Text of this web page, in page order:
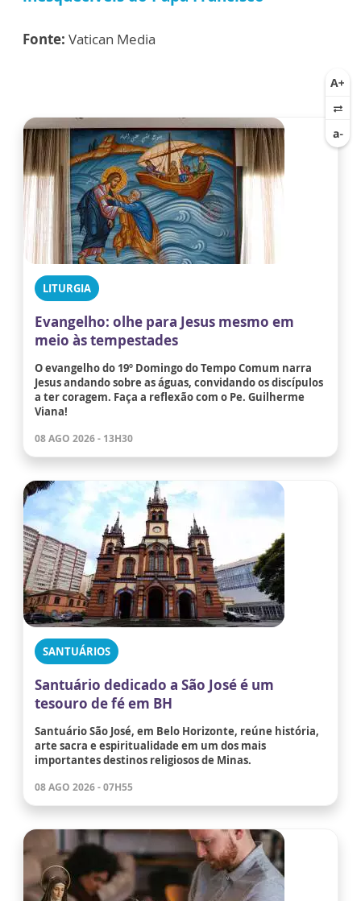
Fonte: Vatican Media
LITURGIA
Evangelho: olhe para Jesus mesmo em
meio às tempestades
O evangelho do 19º Domingo do Tempo Comum narra
Jesus andando sobre as águas, convidando os discípulos
a ter coragem. Faça a reflexão com o Pe. Guilherme
Viana!
08 AGO 2026 - 13H30
SANTUÁRIOS
Santuário dedicado a São José é um
tesouro de fé em BH
Santuário São José, em Belo Horizonte, reúne história,
arte sacra e espiritualidade em um dos mais
importantes destinos religiosos de Minas.
08 AGO 2026 - 07H55